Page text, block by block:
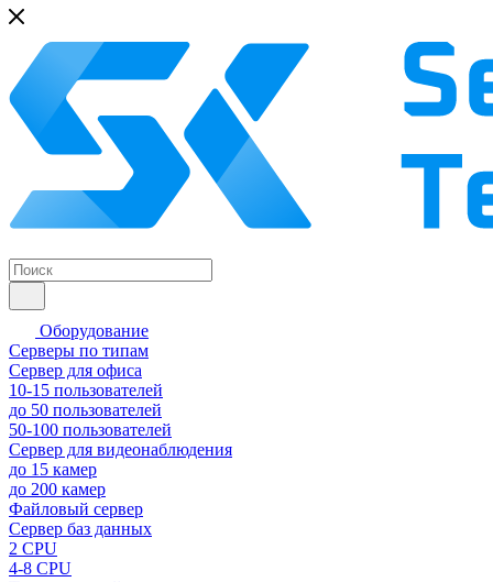
Оборудование
Серверы по типам
Сервер для офиса
10-15 пользователей
до 50 пользователей
50-100 пользователей
Сервер для видеонаблюдения
до 15 камер
до 200 камер
Файловый сервер
Сервер баз данных
2 CPU
4-8 CPU